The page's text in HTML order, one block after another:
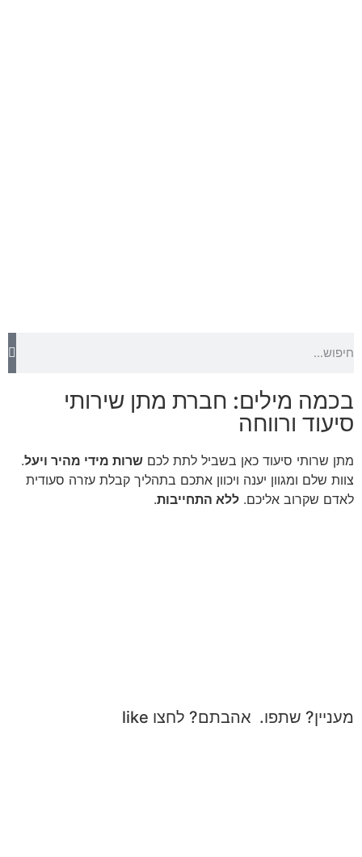
בכמה מילים: חברת מתן שירותי
סיעוד ורווחה
מתן שרותי סיעוד כאן בשביל לתת לכם שרות מידי מהיר ויעל.
צוות שלם ומגוון יענה ויכוון אתכם בתהליך קבלת עזרה סעודית
לאדם שקרוב אליכם. ללא התחייבות.
מעניין? שתפו. אהבתם? לחצו like